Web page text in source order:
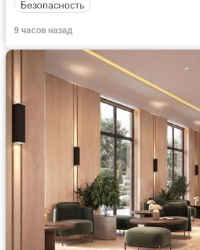
Безопасность
9 часов назад